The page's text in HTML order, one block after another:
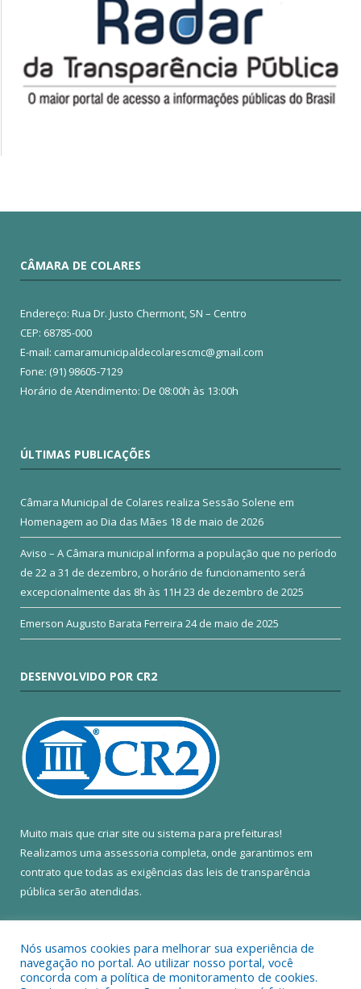
CÂMARA DE COLARES
Endereço: Rua Dr. Justo Chermont, SN – Centro
CEP: 68785-000
E-mail: camaramunicipaldecolarescmc@gmail.com
Fone: (91) 98605-7129
Horário de Atendimento: De 08:00h às 13:00h
ÚLTIMAS PUBLICAÇÕES
Câmara Municipal de Colares realiza Sessão Solene em
Homenagem ao Dia das Mães 18 de maio de 2026
Aviso – A Câmara municipal informa a população que no período
de 22 a 31 de dezembro, o horário de funcionamento será
excepcionalmente das 8h às 11H 23 de dezembro de 2025
Emerson Augusto Barata Ferreira 24 de maio de 2025
DESENVOLVIDO POR CR2
Muito mais que criar site ou sistema para prefeituras!
Realizamos uma assessoria completa, onde garantimos em
contrato que todas as exigências das leis de transparência
pública serão atendidas.
Nós usamos cookies para melhorar sua experiência de
navegação no portal. Ao utilizar nosso portal, você
concorda com a política de monitoramento de cookies.